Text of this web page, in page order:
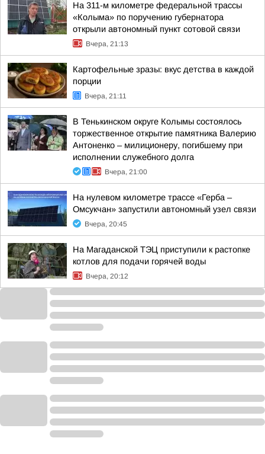
На 311-м километре федеральной трассы
«Колыма» по поручению губернатора
открыли автономный пункт сотовой связи
Вчера, 21:13
Картофельные зразы: вкус детства в каждой
порции
Вчера, 21:11
В Тенькинском округе Колымы состоялось
торжественное открытие памятника Валерию
Антоненко – милиционеру, погибшему при
исполнении служебного долга
Вчера, 21:00
На нулевом километре трассе «Герба –
Омсукчан» запустили автономный узел связи
Вчера, 20:45
На Магаданской ТЭЦ приступили к растопке
котлов для подачи горячей воды
Вчера, 20:12